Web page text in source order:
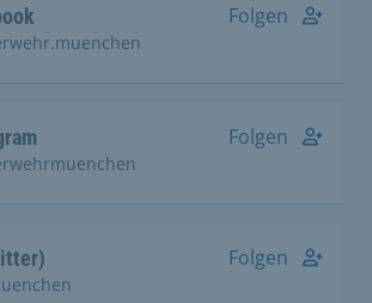
Folgen
Folgen
Folgen